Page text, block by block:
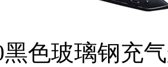
黑色玻璃钢充